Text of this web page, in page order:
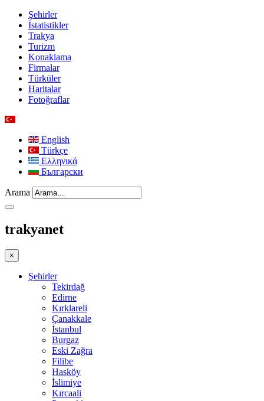
Şehirler
İstatistikler
Trakya
Turizm
Konaklama
Firmalar
Türküler
Haritalar
Fotoğraflar
English
Türkçe
Ελληνικά
Български
Arama
trakyanet
×
Şehirler
Tekirdağ
Edirne
Kırklareli
Çanakkale
İstanbul
Burgaz
Eski Zağra
Filibe
Hasköy
İslimiye
Kırcaali